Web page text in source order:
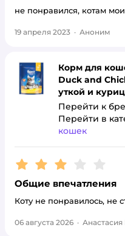
не понравился, котам
19 апреля 2023 · Аноним
Корм для
Duck and
уткой и
Перейти к
Перейти в
кошек
Рейтинг:3
Общие впечатления
Коту не понравилось, не
06 августа 2026 ·